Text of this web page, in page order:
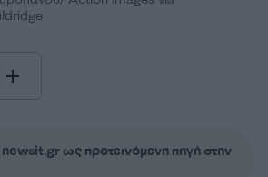
ως προτεινόμενη πηγή στην